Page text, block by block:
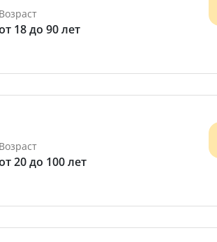
Возраст
18 до 90 лет
Возраст
20 до 100 лет